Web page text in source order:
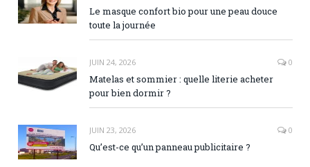
Le masque confort bio pour une peau douce
toute la journée
JUIN 24, 2026 0
Matelas et sommier : quelle literie acheter
pour bien dormir ?
JUIN 23, 2026 0
Qu’est-ce qu’un panneau publicitaire ?